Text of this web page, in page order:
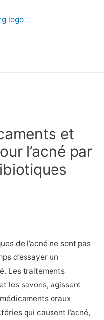
et
l’acné par
de l’acné ne sont pas
d’essayer un
Les traitements
les savons, agissent
oraux
qui causent l’acné,